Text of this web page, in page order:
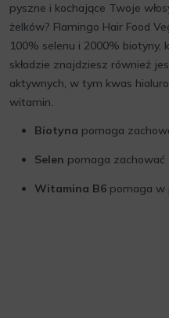
pyszne i kochające Twoje
żelków? Flamingo Hair Food
100% selenu i 2000% biotyny,
składzie znajdziesz również
aktywnych, w tym kwas
witamin.
Biotyna pomaga
Selen pomaga zachować
Witamina B6 pomaga w